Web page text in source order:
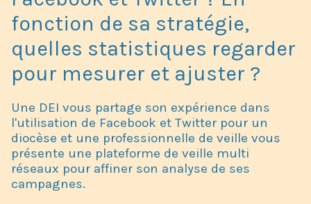
fonction de sa stratégie,
quelles statistiques regarder
pour mesurer et ajuster ?
Une DEI vous partage son expérience dans
l'utilisation de Facebook et Twitter pour un
diocèse et une professionnelle de veille vous
présente une plateforme de veille multi
réseaux pour affiner son analyse de ses
campagnes.